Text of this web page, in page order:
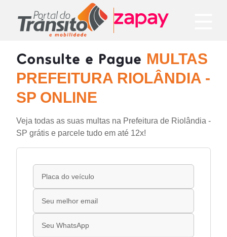
Consulte e Pague MULTAS
PREFEITURA RIOLÂNDIA -
SP ONLINE
Veja todas as suas multas na Prefeitura de Riolândia -
SP grátis e parcele tudo em até 12x!